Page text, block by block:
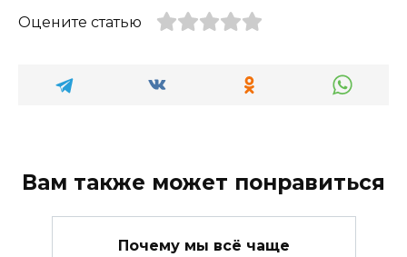
Оцените статью
Вам также может понравиться
Почему мы всё чаще